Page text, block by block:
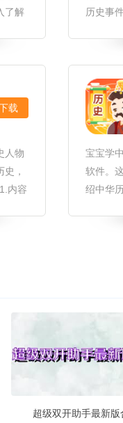
了解
智
历史事
维和历
新的历
载
人物
，
内容
供
宝宝学
软件。
绍中华
软件包
超级双开助手最新版